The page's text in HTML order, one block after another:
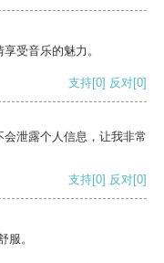
受音乐的魅力。
支持[0] 反对[0]
泄露个人信息，让我非常
支持[0] 反对[0]
服。